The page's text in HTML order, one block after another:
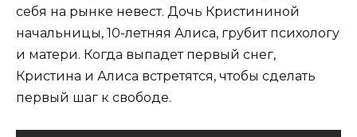
себя на рынке невест. Дочь Кристининой
начальницы, 10-летняя Алиса, грубит психологу
и матери. Когда выпадет первый снег,
Кристина и Алиса встретятся, чтобы сделать
первый шаг к свободе.